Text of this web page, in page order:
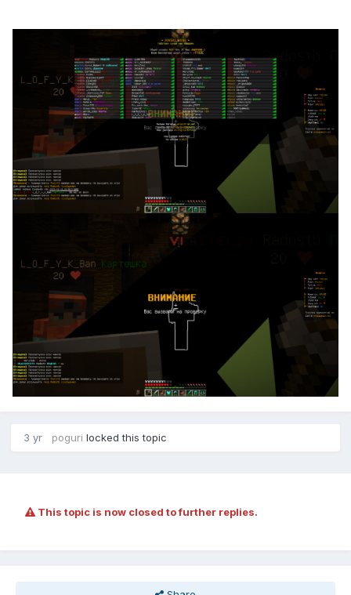
3 yr poguri locked this topic
This topic is now closed to further replies.